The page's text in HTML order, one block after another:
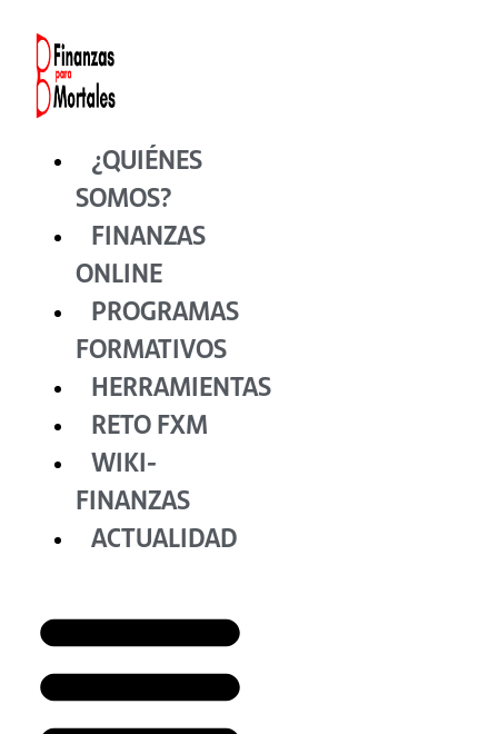
contenido
¿QUIÉNES
SOMOS?
FINANZAS
ONLINE
PROGRAMAS
FORMATIVOS
HERRAMIENTAS
RETO FXM
WIKI-
FINANZAS
ACTUALIDAD